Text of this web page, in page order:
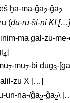
ḫa-ma-ĝa2-ĝa2
(du-ru-ši-ni KI […]
inim-ma gal-zu-
4]
7-mu7-bi dug3-
zu X […]
un-na-/ĝa2-ĝa2\ [